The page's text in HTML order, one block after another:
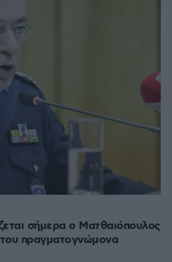
σήμερα ο Ματθαιόπουλος
του πραγματογνώμονα